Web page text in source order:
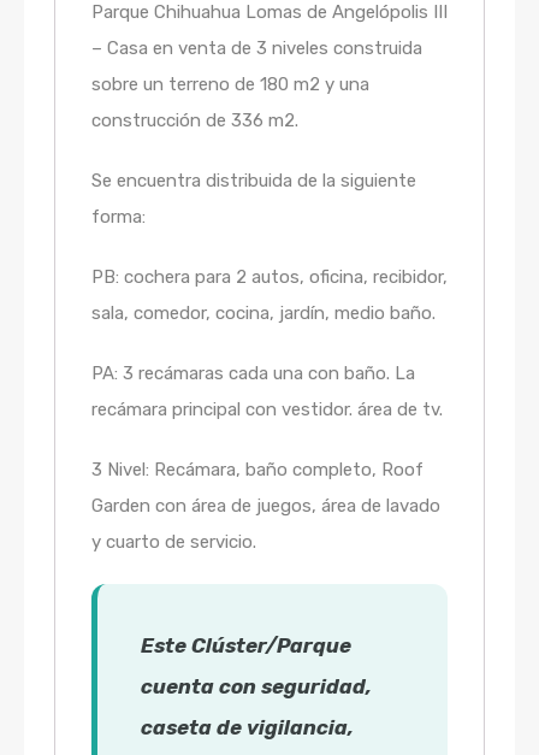
Parque Chihuahua Lomas de Angelópolis III
– Casa en venta de 3 niveles construida
sobre un terreno de 180 m2 y una
construcción de 336 m2.
Se encuentra distribuida de la siguiente
forma:
PB: cochera para 2 autos, oficina, recibidor,
sala, comedor, cocina, jardín, medio baño.
PA: 3 recámaras cada una con baño. La
recámara principal con vestidor. área de tv.
3 Nivel: Recámara, baño completo, Roof
Garden con área de juegos, área de lavado
y cuarto de servicio.
Este Clúster/Parque
cuenta con seguridad,
caseta de vigilancia,